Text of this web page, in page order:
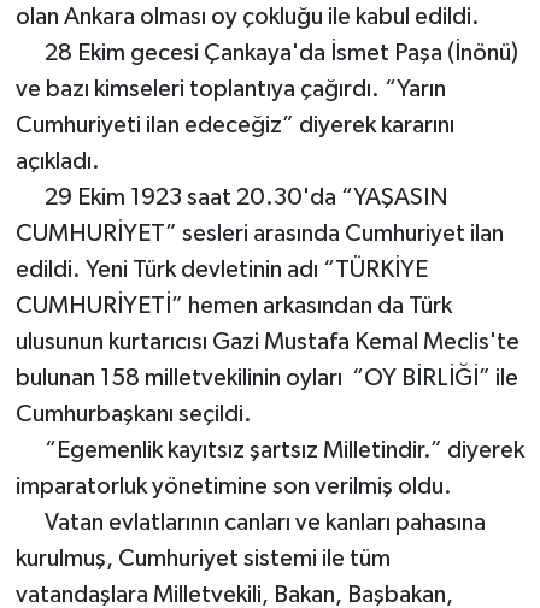
olan Ankara olması oy çokluğu ile kabul edildi.
28 Ekim gecesi Çankaya'da İsmet Paşa (İnönü)
ve bazı kimseleri toplantıya çağırdı. “Yarın
Cumhuriyeti ilan edeceğiz” diyerek kararını
açıkladı.
29 Ekim 1923 saat 20.30'da “YAŞASIN
CUMHURİYET” sesleri arasında Cumhuriyet ilan
edildi. Yeni Türk devletinin adı “TÜRKİYE
CUMHURİYETİ” hemen arkasından da Türk
ulusunun kurtarıcısı Gazi Mustafa Kemal Meclis'te
bulunan 158 milletvekilinin oyları “OY BİRLİĞİ” ile
Cumhurbaşkanı seçildi.
“Egemenlik kayıtsız şartsız Milletindir.” diyerek
imparatorluk yönetimine son verilmiş oldu.
Vatan evlatlarının canları ve kanları pahasına
kurulmuş, Cumhuriyet sistemi ile tüm
vatandaşlara Milletvekili, Bakan, Başbakan,